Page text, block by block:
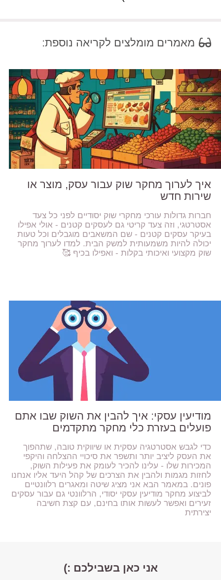
מאמרים מומלצים לקריאה נוספת:
איך לערוך מחקר שוק עבור עסק, מוצר או
שירות חדש
חברות גדולות עורכי מחקרי שוק יסודיים לפני כל צעד
אסטרטגי, וזה צעד קריטי גם לעסקים קטנים - אולי אפילו
בעיקר עסקים קטנים - שם המשאבים מוגבלים וכל טעות
יכולה להיות משמעותית למשק הבית. למדו לערוך מחקר
שוק מקצועי ואיכותי בקלות - ואפילו בכיף 🥰
מודיעין עסקי: איך להבין את השוק שבו אתם
פועלים בעזרת כלי מחקר מתקדמים
כדי לגבש אסטרטגיה עסקית או שיווקית טובה, שתהפוך
את העסק ליציב יותר ותשפר את סיכויי ההצלחה והיקפי
המכירות שלו - עלינו להכיר לעומק את פעילות השוק,
לחזות מגמות ולהבין את הצרכים של קהל היעד אליו אנחנו
פונים. במאמר הבא אני מציג שיטה ומאגרים רלוונטיים
לביצוע מחקר מודיעין עסקי יסודי, הרלוונטי גם עבור עסקים
זעירים ואפשר לעשות אותו בחינם, עם קצת חשיבה
יצירתית
אני כאן בשבילכם :)